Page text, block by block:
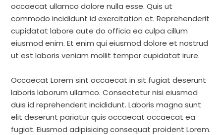
occaecat ullamco dolore nulla esse. Quis ut
commodo incididunt id exercitation et. Reprehenderit
cupidatat labore aute do officia ea culpa cillum
eiusmod enim. Et enim qui eiusmod dolore et nostrud
ut est laboris veniam mollit tempor cupidatat irure.
Occaecat Lorem sint occaecat in sit fugiat deserunt
laboris laborum ullamco. Consectetur nisi eiusmod
duis id reprehenderit incididunt. Laboris magna sunt
elit deserunt pariatur quis occaecat occaecat ea
fugiat. Eiusmod adipisicing consequat proident Lorem.